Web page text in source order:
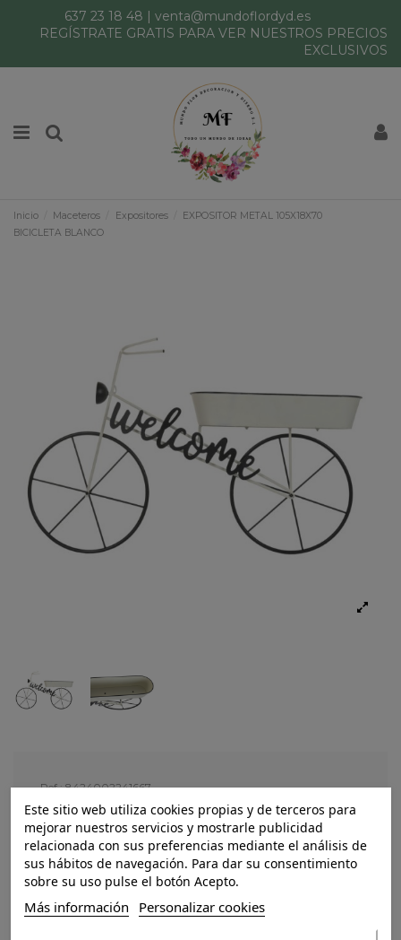
637 23 18 48 | venta@mundoflordyd.es
REGÍSTRATE GRATIS PARA VER NUESTROS PRECIOS
EXCLUSIVOS
Inicio Maceteros Expositores
EXPOSITOR METAL 105X18X70
BICICLETA BLANCO
Ref.: 8424002241667
EXPOSITOR METAL
105X18X70 BICICLETA
BLANCO
Este sitio web utiliza cookies propias y de terceros para
mejorar nuestros servicios y mostrarle publicidad
relacionada con sus preferencias mediante el análisis de
sus hábitos de navegación. Para dar su consentimiento
sobre su uso pulse el botón Acepto.
Más información Personalizar cookies